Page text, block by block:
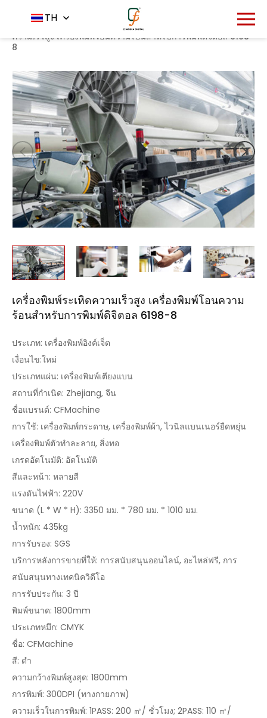
TH
หน้าหลัก เครื่องพิมพ์
เครื่องพิมพ์ระเหิด
ความเร็วสูง เครื่องพิมพ์โอนความร้อนสำหรับการพิมพ์ดิจิตอล 6198-
8
เครื่องพิมพ์ระเหิดความเร็วสูง เครื่องพิมพ์โอนความ
ร้อนสำหรับการพิมพ์ดิจิตอล 6198-8
ประเภท: เครื่องพิมพ์อิงค์เจ็ต
เงื่อนไข:ใหม่
ประเภทแผ่น: เครื่องพิมพ์เตียงแบน
สถานที่กำเนิด: Zhejiang, จีน
ชื่อแบรนด์: CFMachine
การใช้: เครื่องพิมพ์กระดาษ, เครื่องพิมพ์ผ้า, ไวนิลแบนเนอร์ยืดหยุ่น
เครื่องพิมพ์ตัวทำละลาย, สิ่งทอ
เกรดอัตโนมัติ: อัตโนมัติ
สีและหน้า: หลายสี
แรงดันไฟฟ้า: 220V
ขนาด (L * W * H): 3350 มม. * 780 มม. * 1010 มม.
น้ำหนัก: 435kg
การรับรอง: SGS
บริการหลังการขายที่ให้: การสนับสนุนออนไลน์, อะไหล่ฟรี, การ
สนับสนุนทางเทคนิควิดีโอ
การรับประกัน: 3 ปี
พิมพ์ขนาด: 1800mm
ประเภทหมึก: CMYK
ชื่อ: CFMachine
สี: ดำ
ความกว้างพิมพ์สูงสุด: 1800mm
การพิมพ์: 300DPI (ทางกายภาพ)
ความเร็วในการพิมพ์: 1PASS: 200 ㎡/ ชั่วโมง; 2PASS: 110 ㎡/